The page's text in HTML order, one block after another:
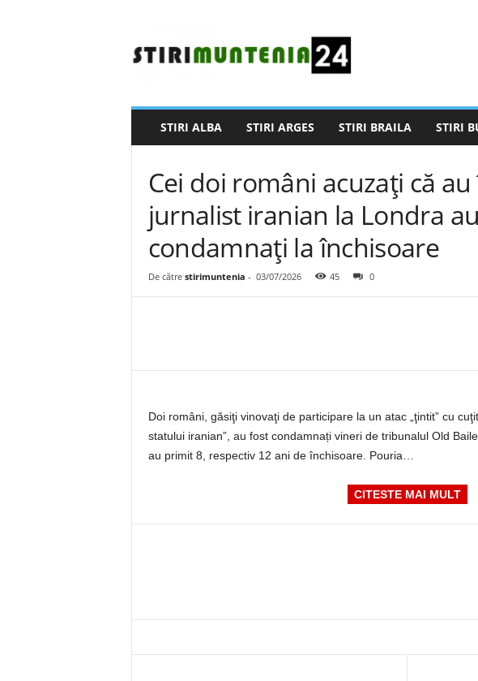
r
STIRI ALBA STIRI ARGES STIRI BRAILA STIRI
Cei doi români acuzaţi că
jurnalist iranian la Londra
condamnaţi la închisoare
De către stirimuntenia - 03/07/2026 45 0
Doi români, găsiţi vinovaţi de participare la un atac „ţintit” cu
statului iranian”, au fost condamnați vineri de tribunalul Old
au primit 8, respectiv 12 ani de închisoare. Pouria…
CITESTE MAI MULT